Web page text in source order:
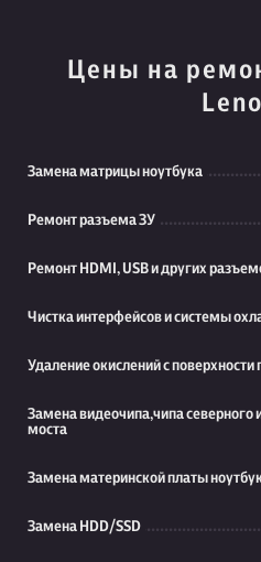
Цены на
Замена матрицы ноутбука
Ремонт разъема ЗУ
Ремонт HDMI, USB и других
Чистка интерфейсов и системы
Удаление окислений с поверхности
Замена видеочипа,чипа северного
моста
Замена материнской платы
Замена HDD/SSD